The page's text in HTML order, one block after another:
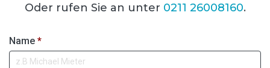
Oder rufen Sie an unter 0211 26008160.
Name *